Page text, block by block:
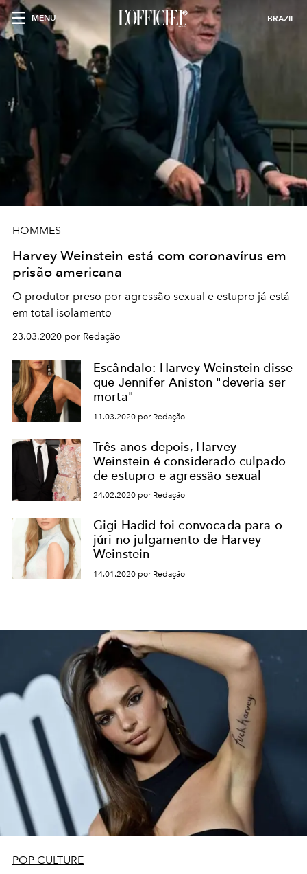
MENU BRAZIL
HOMMES
Harvey Weinstein está com coronavírus em
prisão americana
O produtor preso por agressão sexual e estupro já está
em total isolamento
23.03.2020 por Redação
Escândalo: Harvey Weinstein disse
que Jennifer Aniston "deveria ser
morta"
11.03.2020 por Redação
Três anos depois, Harvey
Weinstein é considerado culpado
de estupro e agressão sexual
24.02.2020 por Redação
Gigi Hadid foi convocada para o
júri no julgamento de Harvey
Weinstein
14.01.2020 por Redação
POP CULTURE